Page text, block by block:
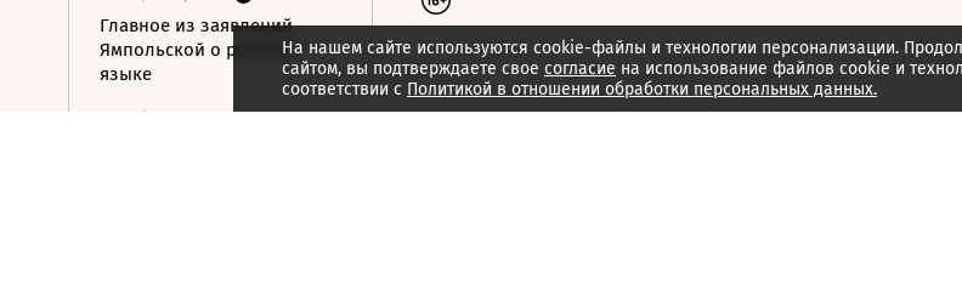
Главное из заявлений
Ямпольской о русском
языке
/ Экономика
На нашем сайте используются cookie-файлы и технологии персонализации.
сайтом, вы подтверждаете свое согласие на использование файлов cookie и
соответствии с Политикой в отношении обработки персональных данных.